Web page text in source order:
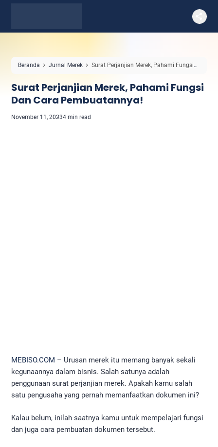
Beranda Jurnal Merek
Surat Perjanjian Merek, Pahami Fungsi
Surat Perjanjian Merek, Pahami Fungsi
Dan Cara Pembuatannya!
November 11, 20234 min read
MEBISO.COM – Urusan merek itu memang banyak sekali
kegunaannya dalam bisnis. Salah satunya adalah
penggunaan surat perjanjian merek. Apakah kamu salah
satu pengusaha yang pernah memanfaatkan dokumen ini?
Kalau belum, inilah saatnya kamu untuk mempelajari fungsi
dan juga cara pembuatan dokumen tersebut.